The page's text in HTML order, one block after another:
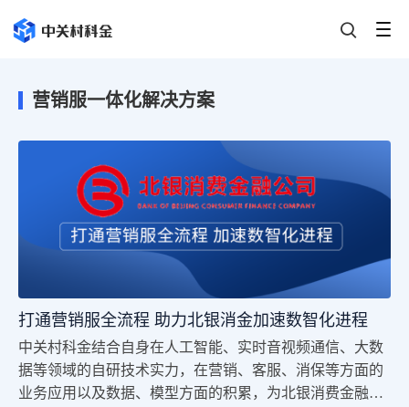
营销服一体化解决方案
打通营销服全流程 助力北银消金加速数智化进程
中关村科金结合自身在人工智能、实时音视频通信、大数
据等领域的自研技术实力，在营销、客服、消保等方面的
业务应用以及数据、模型方面的积累，为北银消费金融量